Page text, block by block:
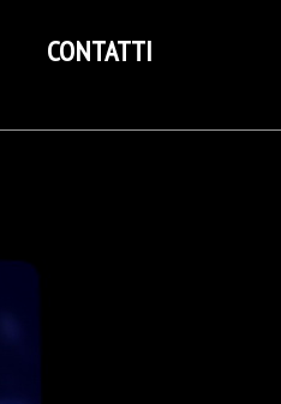
CONTATTI